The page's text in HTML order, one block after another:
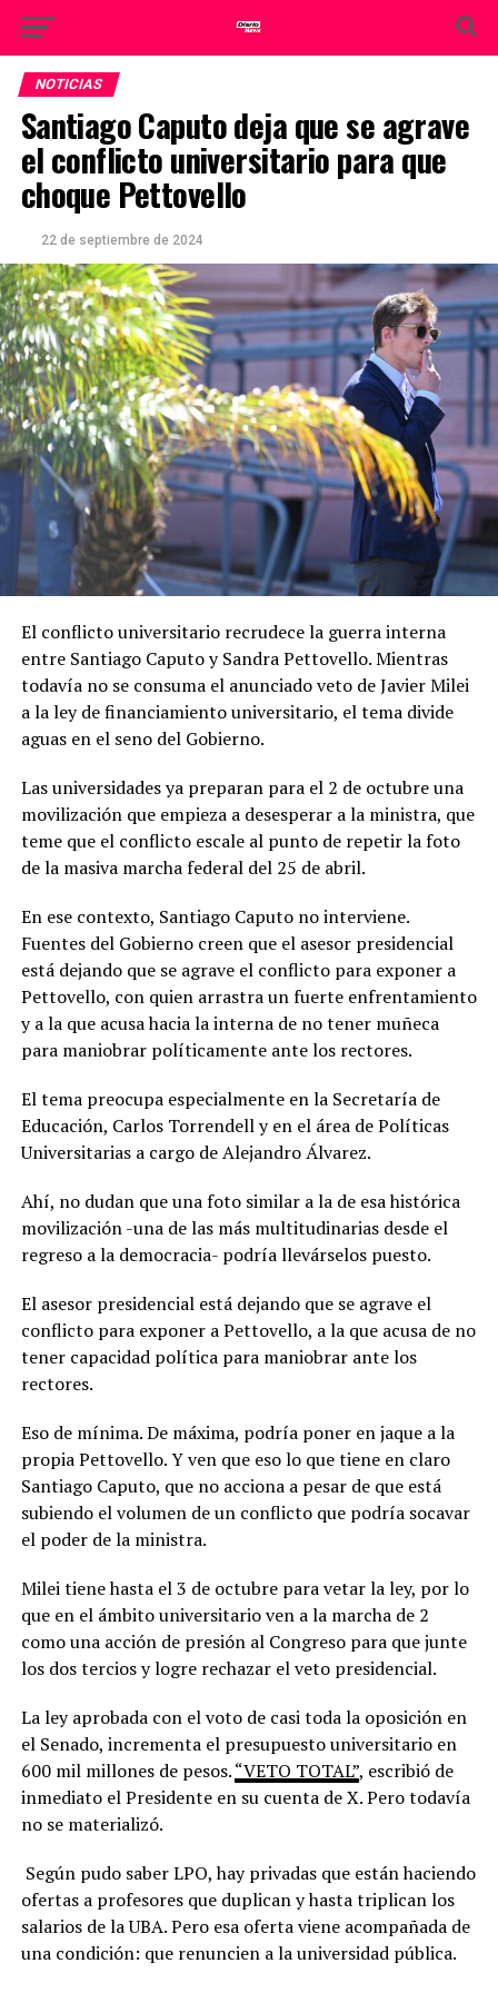
NOTICIAS
Santiago Caputo deja que se agrave
el conflicto universitario para que
choque Pettovello
22 de septiembre de 2024
El conflicto universitario recrudece la guerra interna
entre Santiago Caputo y Sandra Pettovello. Mientras
todavía no se consuma el anunciado veto de Javier Milei
a la ley de financiamiento universitario, el tema divide
aguas en el seno del Gobierno.
Las universidades ya preparan para el 2 de octubre una
movilización que empieza a desesperar a la ministra, que
teme que el conflicto escale al punto de repetir la foto
de la masiva marcha federal del 25 de abril.
En ese contexto, Santiago Caputo no interviene.
Fuentes del Gobierno creen que el asesor presidencial
está dejando que se agrave el conflicto para exponer a
Pettovello, con quien arrastra un fuerte enfrentamiento
y a la que acusa hacia la interna de no tener muñeca
para maniobrar políticamente ante los rectores.
El tema preocupa especialmente en la Secretaría de
Educación, Carlos Torrendell y en el área de Políticas
Universitarias a cargo de Alejandro Álvarez.
Ahí, no dudan que una foto similar a la de esa histórica
movilización -una de las más multitudinarias desde el
regreso a la democracia- podría llevárselos puesto.
El asesor presidencial está dejando que se agrave el
conflicto para exponer a Pettovello, a la que acusa de no
tener capacidad política para maniobrar ante los
rectores.
Eso de mínima. De máxima, podría poner en jaque a la
propia Pettovello. Y ven que eso lo que tiene en claro
Santiago Caputo, que no acciona a pesar de que está
subiendo el volumen de un conflicto que podría socavar
el poder de la ministra.
Milei tiene hasta el 3 de octubre para vetar la ley, por lo
que en el ámbito universitario ven a la marcha de 2
como una acción de presión al Congreso para que junte
los dos tercios y logre rechazar el veto presidencial.
La ley aprobada con el voto de casi toda la oposición en
el Senado, incrementa el presupuesto universitario en
600 mil millones de pesos.“VETO TOTAL”, escribió de
inmediato el Presidente en su cuenta de X. Pero todavía
no se materializó.
Según pudo saber LPO, hay privadas que están haciendo
ofertas a profesores que duplican y hasta triplican los
salarios de la UBA. Pero esa oferta viene acompañada de
una condición: que renuncien a la universidad pública.